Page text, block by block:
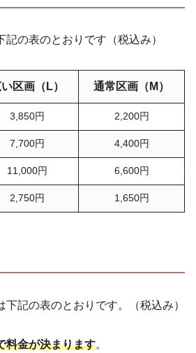
の表のとおりです（税込み）
区画（L） 通常区画（M）
3,850円 2,200円
7,700円 4,400円
11,000円 6,600円
2,750円 1,650円
下記の表のとおりです。（税込み）
料金が決まります。